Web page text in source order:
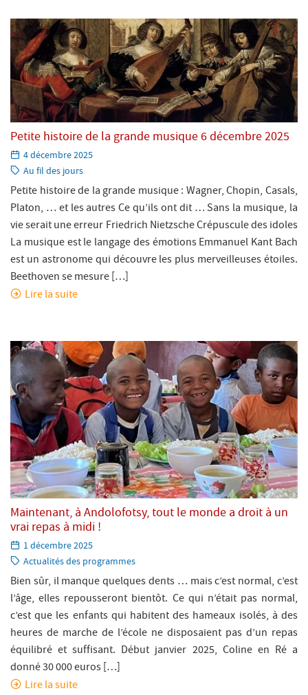
Petite histoire de la grande musique 6 décembre 2025
Paru
le:
4 décembre 2025
Catégorie:
Au fil des jours
Petite histoire de la grande musique : Wagner, Chopin, Casals,
Platon, … et les autres Ce qu’ils ont dit … Sans la musique, la
vie serait une erreur Friedrich Nietzsche Crépuscule des idoles
La musique est le langage des émotions Emmanuel Kant Bach
est un astronome qui découvre les plus merveilleuses étoiles.
Beethoven se mesure […]
Lire la suite
Maintenant, à Andolofotsy, tout le monde a droit à un
vrai repas à midi !
Paru
le:
1 décembre 2025
Catégorie:
Actualités des programmes
Bien sûr, il manque quelques dents … mais c’est normal, c’est
l’âge, elles repousseront bientôt. Ce qui n’était pas normal,
c’est que les enfants qui habitent des hameaux isolés, à des
heures de marche de l’école ne disposaient pas d’un repas
équilibré et suffisant. Début janvier 2025, Coline en Ré a
donné 30 000 euros […]
Lire la suite